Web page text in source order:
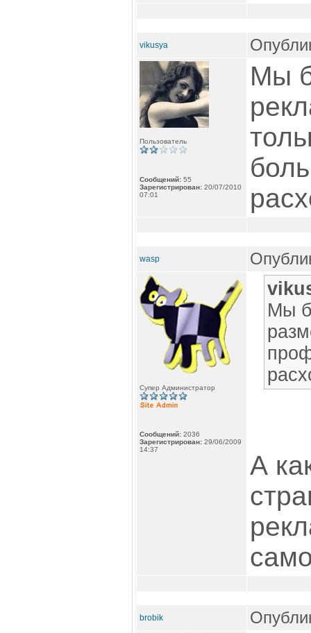
vikusya
Пользователь
Сообщений: 55
Зарегистрирован: 20/07/2010
07:01
Мы
wasp
Супер Администратор
Сообщений: 2036
Зарегистрирован: 29/06/2009
14:37
Мы
А
brobik